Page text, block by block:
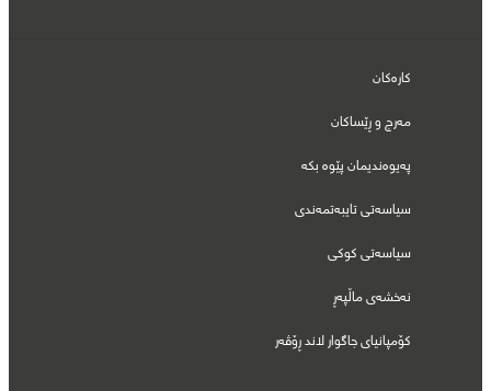
کارەکان
مەرج و ڕێساکان
پەیوەندیمان پێوە بکە
سیاسەتی تایبەتمەندی
سیاسەتی کوکی
نەخشەی ماڵپەڕ
کۆمپانیای جاگوار لاند ڕۆڤەر